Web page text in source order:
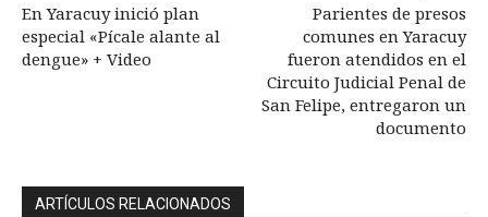
En Yaracuy inició plan
especial «Pícale alante al
dengue» + Video
Parientes de presos
comunes en Yaracuy
fueron atendidos en el
Circuito Judicial Penal de
San Felipe, entregaron un
documento
ARTÍCULOS RELACIONADOS